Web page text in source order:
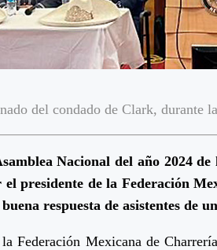
del condado de Clark, durante
Nacional del año 2024
el presidente de la Federación
respuesta de asistentes de
Federación Mexicana de